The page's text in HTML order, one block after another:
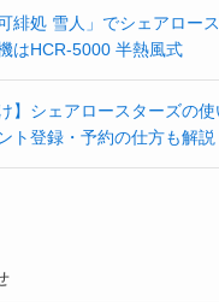
緋処 雪人」でシェアロー
はHCR-5000 半熱風式
】シェアロースターズの
ト登録・予約の仕方も解説